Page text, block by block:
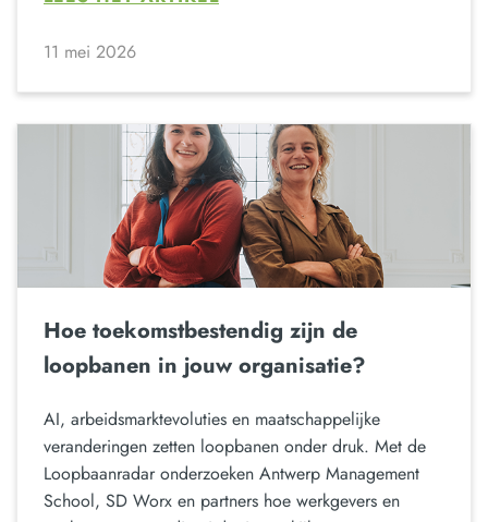
11 mei 2026
Hoe toekomstbestendig zijn de
loopbanen in jouw organisatie?
AI, arbeidsmarktevoluties en maatschappelijke
veranderingen zetten loopbanen onder druk. Met de
Loopbaanradar onderzoeken Antwerp Management
School, SD Worx en partners hoe werkgevers en